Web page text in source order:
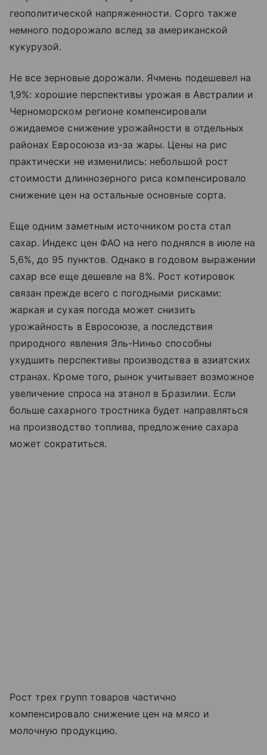
геополитической напряженности. Сорго также
немного подорожало вслед за американской
кукурузой.
Не все зерновые дорожали. Ячмень подешевел на
1,9%: хорошие перспективы урожая в Австралии и
Черноморском регионе компенсировали
ожидаемое снижение урожайности в отдельных
районах Евросоюза из-за жары. Цены на рис
практически не изменились: небольшой рост
стоимости длиннозерного риса компенсировало
снижение цен на остальные основные сорта.
Еще одним заметным источником роста стал
сахар. Индекс цен ФАО на него поднялся в июле на
5,6%, до 95 пунктов. Однако в годовом выражении
сахар все еще дешевле на 8%. Рост котировок
связан прежде всего с погодными рисками:
жаркая и сухая погода может снизить
урожайность в Евросоюзе, а последствия
природного явления Эль-Ниньо способны
ухудшить перспективы производства в азиатских
странах. Кроме того, рынок учитывает возможное
увеличение спроса на этанол в Бразилии. Если
больше сахарного тростника будет направляться
на производство топлива, предложение сахара
может сократиться.
Рост трех групп товаров частично
компенсировало снижение цен на мясо и
молочную продукцию.